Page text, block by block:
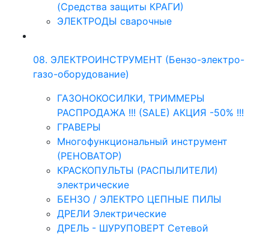
(Средства защиты КРАГИ)
ЭЛЕКТРОДЫ сварочные
08. ЭЛЕКТРОИНСТРУМЕНТ (Бензо-электро-
газо-оборудование)
ГАЗОНОКОСИЛКИ, ТРИММЕРЫ
РАСПРОДАЖА !!! (SALE) АКЦИЯ -50% !!!
ГРАВЕРЫ
Многофункциональный инструмент
(РЕНОВАТОР)
КРАСКОПУЛЬТЫ (РАСПЫЛИТЕЛИ)
электрические
БЕНЗО / ЭЛЕКТРО ЦЕПНЫЕ ПИЛЫ
ДРЕЛИ Электрические
ДРЕЛЬ - ШУРУПОВЕРТ Сетевой